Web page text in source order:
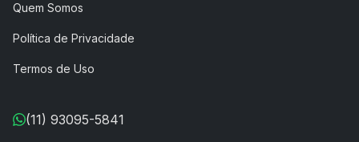
Quem Somos
Política de Privacidade
Termos de Uso
(11) 93095-5841